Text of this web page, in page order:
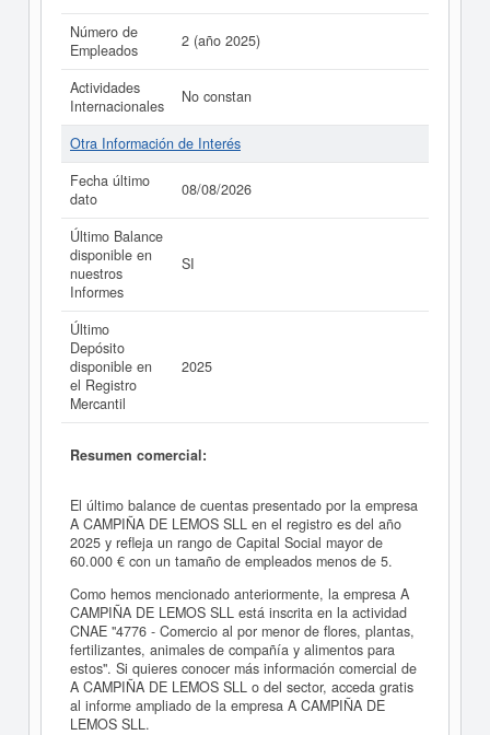
Número de
Empleados
2 (año 2025)
Actividades
Internacionales
No constan
Otra Información de Interés
Fecha último
dato
08/08/2026
Último Balance
disponible en
nuestros
Informes
SI
Último
Depósito
disponible en
el Registro
Mercantil
2025
Resumen comercial:
El último balance de cuentas presentado por la empresa
A CAMPIÑA DE LEMOS SLL en el registro es del año
2025 y refleja un rango de Capital Social mayor de
60.000 € con un tamaño de empleados menos de 5.
Como hemos mencionado anteriormente, la empresa A
CAMPIÑA DE LEMOS SLL está inscrita en la actividad
CNAE "4776 - Comercio al por menor de flores, plantas,
fertilizantes, animales de compañía y alimentos para
estos". Si quieres conocer más información comercial de
A CAMPIÑA DE LEMOS SLL o del sector, acceda gratis
al informe ampliado de la empresa A CAMPIÑA DE
LEMOS SLL.